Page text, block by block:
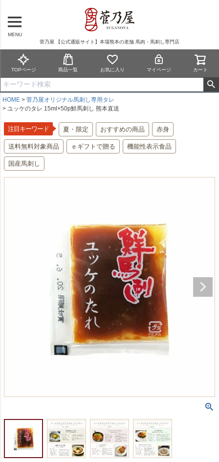
MENU
菅乃屋 【公式通販サイト】本場熊本の老舗 馬肉・馬刺し専門店
TOPページ 商品一覧 お気に入り マイページ カート
HOME
菅乃屋オリジナル馬刺し専用タレ
ユッケのタレ 15ml×50p鮮馬刺し 熊本直送
注目キーワード 夏・限定 おすすめの商品 赤身
送料無料対象商品 ｅギフトで贈る 機能性表示食品
国産馬刺し